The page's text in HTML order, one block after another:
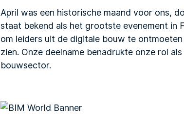
April was een historische maand voor ons,
staat bekend als het grootste evenement in
om leiders uit de digitale bouw te
zien. Onze deelname benadrukte onze rol
bouwsector.